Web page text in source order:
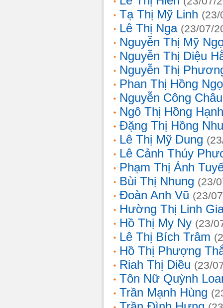
Tạ Thị Mỹ Linh (23/
Lê Thị Nga (23/07/
Nguyễn Thị Mỹ
Nguyễn Thị Diệu
Nguyễn Thị
Phan Thị Hồng
Nguyễn Công Châu
Ngô Thị Hồng Hạnh
Đặng Thị Hồng
Lê Thị Mỹ Dung
Lê Cảnh Thúy
Phạm Thị Ánh
Bùi Thị Nhung (23/
Đoàn Anh Vũ (23/
Hường Thị Linh
Hồ Thị My Ny (23/
Lê Thị Bích Trâm
Hồ Thị Phượng
Riah Thị Diều (23/
Tôn Nữ Quỳnh
Trần Mạnh Hùng